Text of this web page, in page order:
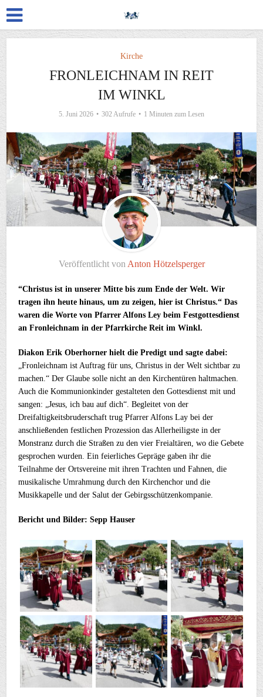
Kirche
FRONLEICHNAM IN REIT
IM WINKL
5. Juni 2026 302 Aufrufe 1 Minuten zum Lesen
Veröffentlicht von Anton Hötzelsperger
“Christus ist in unserer Mitte bis zum Ende der Welt. Wir
tragen ihn heute hinaus, um zu zeigen, hier ist Christus.“ Das
waren die Worte von Pfarrer Alfons Ley beim Festgottesdienst
an Fronleichnam in der Pfarrkirche Reit im Winkl.
Diakon Erik Oberhorner hielt die Predigt und sagte dabei:
„Fronleichnam ist Auftrag für uns, Christus in der Welt sichtbar zu
machen.“ Der Glaube solle nicht an den Kirchentüren haltmachen.
Auch die Kommunionkinder gestalteten den Gottesdienst mit und
sangen: „Jesus, ich bau auf dich“. Begleitet von der
Dreifaltigkeitsbruderschaft trug Pfarrer Alfons Lay bei der
anschließenden festlichen Prozession das Allerheiligste in der
Monstranz durch die Straßen zu den vier Freialtären, wo die Gebete
gesprochen wurden. Ein feierliches Gepräge gaben ihr die
Teilnahme der Ortsvereine mit ihren Trachten und Fahnen, die
musikalische Umrahmung durch den Kirchenchor und die
Musikkapelle und der Salut der Gebirgsschützenkompanie.
Bericht und Bilder: Sepp Hauser